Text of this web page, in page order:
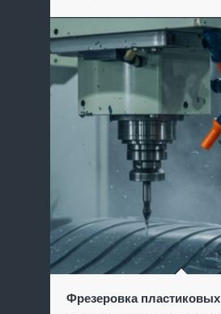
Фрезеровка